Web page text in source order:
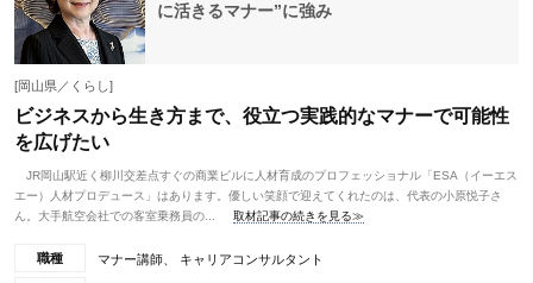
に活きるマナー”に強み
[岡山県／くらし]
ビジネスから生き方まで、役立つ実践的なマナーで可能性
を広げたい
JR岡山駅近く柳川交差点すぐの商業ビルに人材育成のプロフェッショナル「ESA（イーエス
エー）人材プロデュース」はあります。優しい笑顔で迎えてくれたのは、代表の小原悦子さ
ん。大手航空会社での客室乗務員の...
取材記事の続きを見る≫
職種 マナー講師、 キャリアコンサルタント